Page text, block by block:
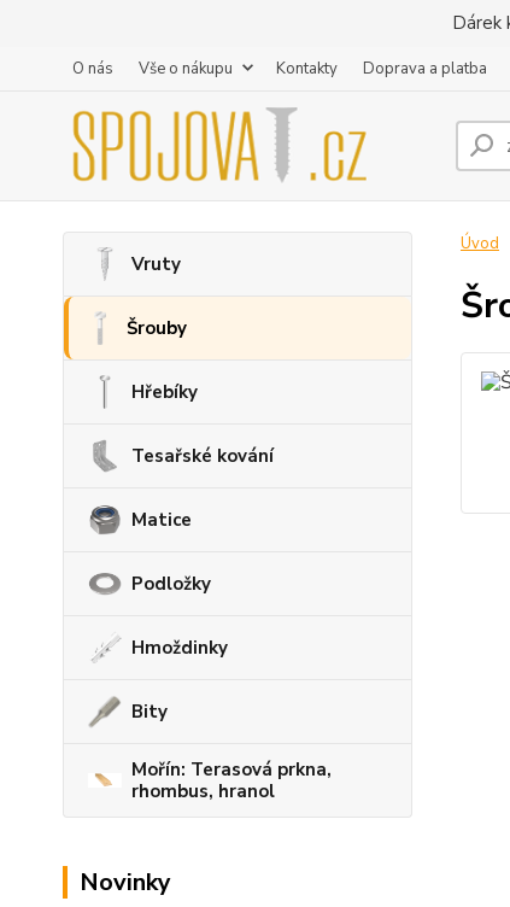
Dárek
O nás Vše o nákupu Kontakty Doprava a platba
Vruty
Šrouby
Hřebíky
Tesařské kování
Matice
Podložky
Hmoždinky
Bity
Mořín: Terasová prkna,
rhombus, hranol
Novinky
Úvod